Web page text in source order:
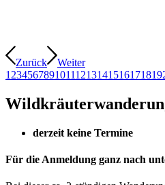
Zurück
Weiter
1 2345678910111213141516171819
derzeit keine Termine
Für die Anmeldung ganz nach